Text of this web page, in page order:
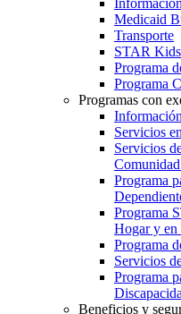
Medicaid
Transporte
STAR
Programa
Programa
Programas con
Servicios
Servicios
Programa
Programa
Hogar y
Programa
Servicios
Programa
Beneficios y